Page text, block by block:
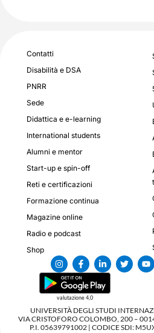
Contatti
Disabilità e DSA
PNRR
Sede
Didattica e e-learning
International students
Alumni e mentor
Start-up e spin-off
Reti e certificazioni
Formazione continua
Magazine online
Radio e podcast
Shop
valutazione 4,0
UNIVERSITÀ DEGLI STUDI
VIA CRISTOFORO COLOMBO, 200 –
P.I. 05639791002 | CODICE SDI: